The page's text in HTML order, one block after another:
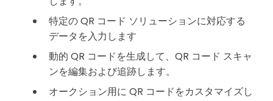
特定の QR コード ソリューションに対応する
データを入力します
動的 QR コードを生成して、QR コード スキャ
ンを編集および追跡します。
オークション用に QR コードをカスタマイズし